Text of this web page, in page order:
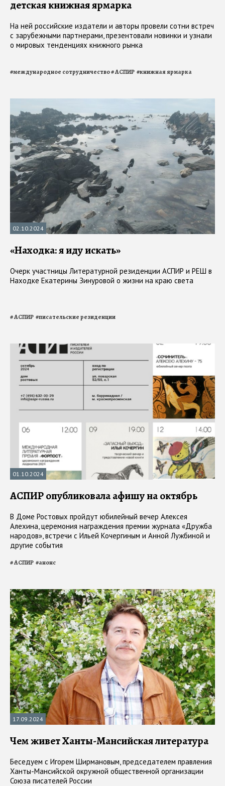
детская книжная ярмарка
На ней российские издатели и авторы провели сотни встреч
с зарубежными партнерами, презентовали новинки и узнали
о мировых тенденциях книжного рынка
#международное сотрудничество#АСПИР #книжная ярмарка
02.10.2024
«Находка: я иду искать»
Очерк участницы Литературной резиденции АСПИР и РЕШ в
Находке Екатерины Зинуровой о жизни на краю света
#АСПИР #писательские резиденции
01.10.2024
АСПИР опубликовала афишу на октябрь
В Доме Ростовых пройдут юбилейный вечер Алексея
Алехина, церемония награждения премии журнала «Дружба
народов», встречи с Ильей Кочергиным и Анной Лужбиной и
другие события
#АСПИР #анонс
17.09.2024
Чем живет Ханты-Мансийская литература
Беседуем с Игорем Ширмановым, председателем правления
Ханты-Мансийской окружной общественной организации
Союзa писателей России